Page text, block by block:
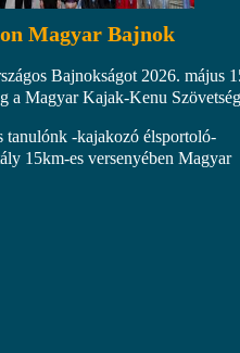
Magyar Bajnok
Bajnokságot 2026. május
a Magyar Kajak-Kenu
tanulónk -kajakozó élsportoló-
15km-es versenyében Magyar